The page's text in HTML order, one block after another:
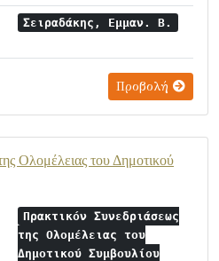
Σειραδάκης, Εμμαν. Β.
Προβολή
Ολομέλειας του Δημοτικού
Πρακτικόν Συνεδριάσεως
της Ολομέλειας του
Δημοτικού Συμβουλίου